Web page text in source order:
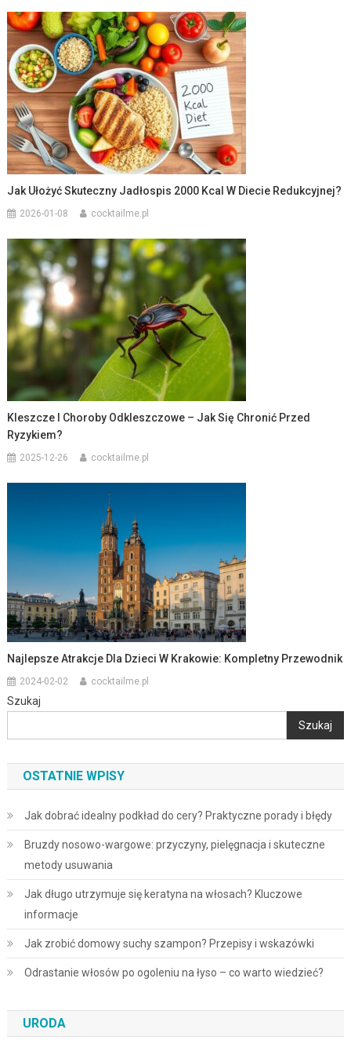
Jak Ułożyć Skuteczny Jadłospis 2000 Kcal W Diecie Redukcyjnej?
2026-01-08 cocktailme.pl
Kleszcze I Choroby Odkleszczowe – Jak Się Chronić Przed
Ryzykiem?
2025-12-26 cocktailme.pl
Najlepsze Atrakcje Dla Dzieci W Krakowie: Kompletny Przewodnik
2024-02-02 cocktailme.pl
Szukaj
Szukaj
OSTATNIE WPISY
Jak dobrać idealny podkład do cery? Praktyczne porady i błędy
Bruzdy nosowo-wargowe: przyczyny, pielęgnacja i skuteczne
metody usuwania
Jak długo utrzymuje się keratyna na włosach? Kluczowe
informacje
Jak zrobić domowy suchy szampon? Przepisy i wskazówki
Odrastanie włosów po ogoleniu na łyso – co warto wiedzieć?
URODA